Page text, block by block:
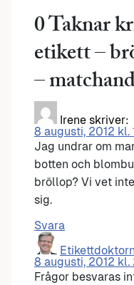
0 Taknar
etikett –
–
Irene skriver:
8 augusti, 2012 kl.
Jag undrar om
botten och
bröllop? Vi vet
sig.
Svara
Etikettdoktorn
8 augusti, 2012 kl.
Frågor besvaras